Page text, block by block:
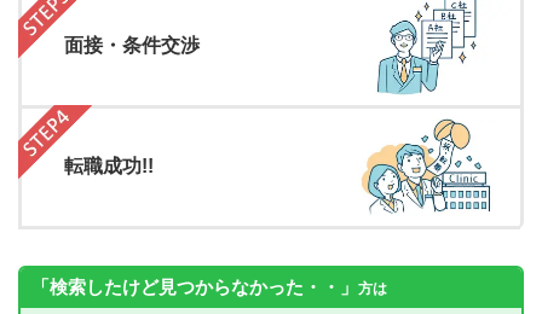
面接・条件交渉
転職成功!!
「検索したけど見つからなかった・・」 方は